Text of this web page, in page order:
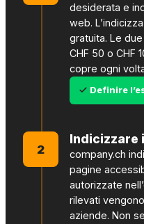
desiderata e
web.
gratuita. Le
CHF 50 o CHF
copre ogni
Definire
2
Indicizzare
company.ch
pagine
autorizzate
rilevati
aziende. Non